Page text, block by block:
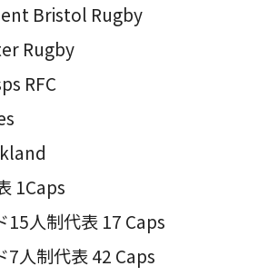
Bristol Rugby
Rugby
RFC
1Caps
15人制代表 17 Caps
7人制代表 42 Caps